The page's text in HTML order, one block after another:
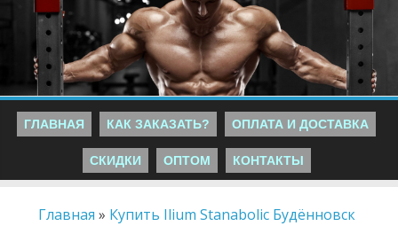
ГЛАВНАЯ КАК ЗАКАЗАТЬ? ОПЛАТА И ДОСТАВКА
СКИДКИ ОПТОМ КОНТАКТЫ
Главная » Купить Ilium Stanabolic Будённовск